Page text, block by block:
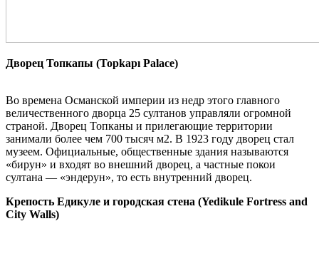
Дворец Топкапы (Topkapı Palace)
Во времена Османской империи из недр этого главного
величественного дворца 25 султанов управляли огромной
страной. Дворец Топканы и прилегающие территории
занимали более чем 700 тысяч м2. В 1923 году дворец стал
музеем. Официальные, общественные здания называются
«бирун» и входят во внешний дворец, а частные покои
султана — «эндерун», то есть внутренний дворец.
Крепость Едикуле и городская стена (Yedikule Fortress and
City Walls)